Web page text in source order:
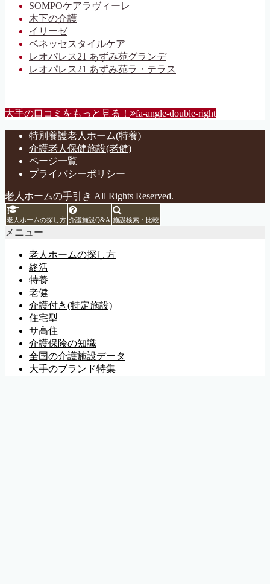
SOMPOケアラヴィーレ
木下の介護
イリーゼ
ベネッセスタイルケア
レオパレス21 あずみ苑グランデ
レオパレス21 あずみ苑ラ・テラス
大手の口コミをもっと見る！ fa-angle-double-right
特別養護老人ホーム(特養)
介護老人保健施設(老健)
ページ一覧
プライバシーポリシー
老人ホームの手引き All Rights Reserved.
老人ホームの探し方 介護施設Q&A 施設検索・比較
メニュー
老人ホームの探し方
終活
特養
老健
介護付き(特定施設)
住宅型
サ高住
介護保険の知識
全国の介護施設データ
大手のブランド特集